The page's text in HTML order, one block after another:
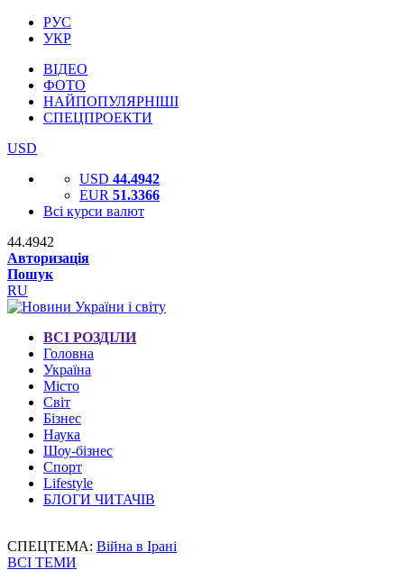
РУС
УКР
ВІДЕО
ФОТО
НАЙПОПУЛЯРНІШІ
СПЕЦПРОЕКТИ
USD
USD 44.4942
EUR 51.3366
Всі курси валют
44.4942
Авторизація
Пошук
RU
ВСІ РОЗДІЛИ
Головна
Україна
Місто
Світ
Бізнес
Наука
Шоу-бізнес
Спорт
Lifestyle
БЛОГИ ЧИТАЧІВ
СПЕЦТЕМА: Війна в Ірані
ВСІ ТЕМИ